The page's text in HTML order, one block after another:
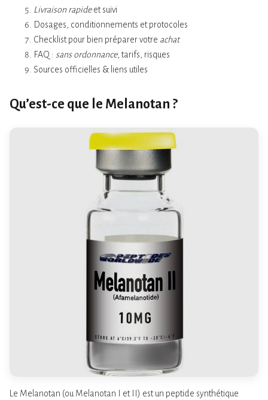
Livraison rapideet suivi
Dosages, conditionnements et protocoles
Checklist pour bien préparer votre achat
FAQ : sans ordonnance, tarifs, risques
Sources officielles & liens utiles
Qu’est-ce que le Melanotan ?
Le Melanotan (ou Melanotan I et II) est un peptide synthétique